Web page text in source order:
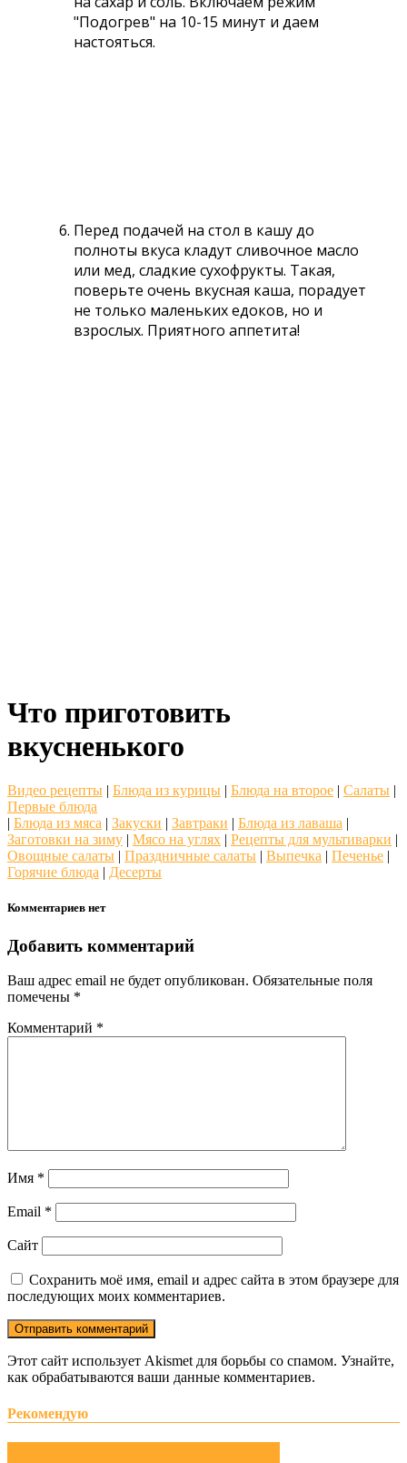
"Подогрев" на 10-15 минут и даем
настояться.
Перед подачей на стол в кашу до
полноты вкуса кладут сливочное масло
или мед, сладкие сухофрукты. Такая,
поверьте очень вкусная каша, порадует
не только маленьких едоков, но и
взрослых. Приятного аппетита!
Что приготовить
вкусненького
Видео рецепты | Блюда из курицы | Блюда на второе | Салаты |
Первые блюда
| Блюда из мяса | Закуски | Завтраки | Блюда из лаваша |
Заготовки на зиму | Мясо на углях | Рецепты для мультиварки |
Овощные салаты | Праздничные салаты | Выпечка | Печенье |
Горячие блюда | Десерты
Комментариев нет
Добавить комментарий
Ваш адрес email не будет опубликован. Обязательные поля
помечены *
Комментарий *
Имя *
Email *
Сайт
Сохранить моё имя, email и адрес сайта в этом браузере для
последующих моих комментариев.
Этот сайт использует Akismet для борьбы со спамом. Узнайте,
как обрабатываются ваши данные комментариев.
Рекомендую